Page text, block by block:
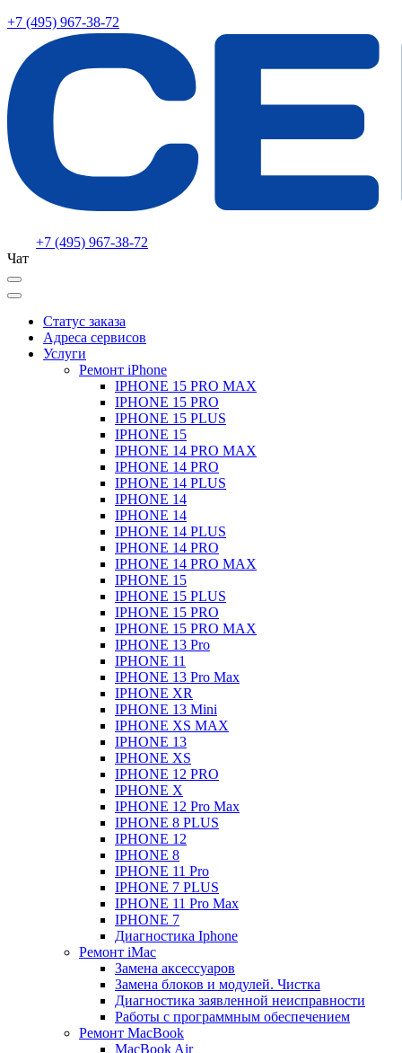
+7 (495) 967-38-72
+7 (495) 967-38-72
Чат
Статус заказа
Адреса сервисов
Услуги
Ремонт iPhone
IPHONE 15 PRO MAX
IPHONE 15 PRO
IPHONE 15 PLUS
IPHONE 15
IPHONE 14 PRO MAX
IPHONE 14 PRO
IPHONE 14 PLUS
IPHONE 14
IPHONE 14
IPHONE 14 PLUS
IPHONE 14 PRO
IPHONE 14 PRO MAX
IPHONE 15
IPHONE 15 PLUS
IPHONE 15 PRO
IPHONE 15 PRO MAX
IPHONE 13 Pro
IPHONE 11
IPHONE 13 Pro Max
IPHONE XR
IPHONE 13 Mini
IPHONE XS MAX
IPHONE 13
IPHONE XS
IPHONE 12 PRO
IPHONE X
IPHONE 12 Pro Max
IPHONE 8 PLUS
IPHONE 12
IPHONE 8
IPHONE 11 Pro
IPHONE 7 PLUS
IPHONE 11 Pro Max
IPHONE 7
Диагностика Iphone
Ремонт iMac
Замена аксессуаров
Замена блоков и модулей. Чистка
Диагностика заявленной неисправности
Работы с программным обеспечением
Ремонт MacBook
MacBook Air